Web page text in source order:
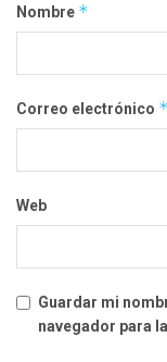
Nombre *
Correo electrónico *
Web
Guardar mi
navegador para